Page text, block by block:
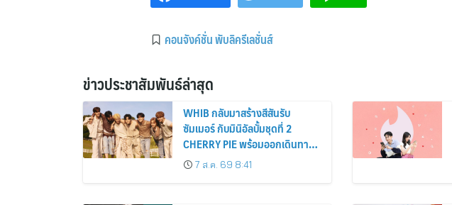
คอนจังค์ชั่น พับลิครีเลชั่นส์
ข่าวประชาสัมพันธ์ล่าสุด
WHIB กลับมาสร้างสีสันรับ
ซัมเมอร์ กับมินิอัลบั้มชุดที่ 2
CHERRY PIE พร้อมออกเดินทาง
ค้นหาสีสันที่เป็นตัวตนที่เป็น
เอกลักษณ์ของตัวเอง
7 ส.ค. 69 8:41